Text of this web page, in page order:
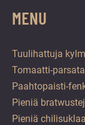
MENU
Tuulihattuja
Tomaatti-
Paahtopaisti-
Pieniä
Pieniä